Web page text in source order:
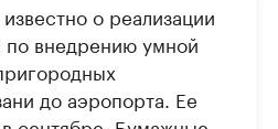
о реализации
по внедрению умной
до аэропорта. Ее